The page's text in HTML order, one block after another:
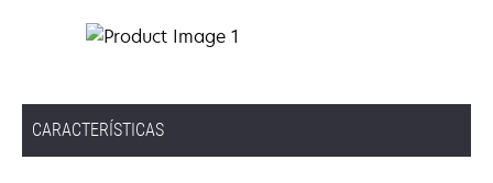
CARACTERÍSTICAS